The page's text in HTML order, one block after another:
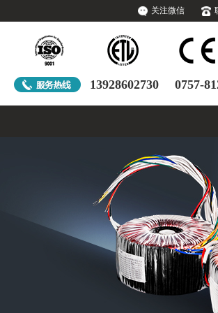
关注微信
13928602730 0757-